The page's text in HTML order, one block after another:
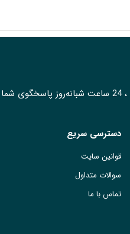
دسترسی سریع
قوانین سایت
سوالات متداول
تماس با ما